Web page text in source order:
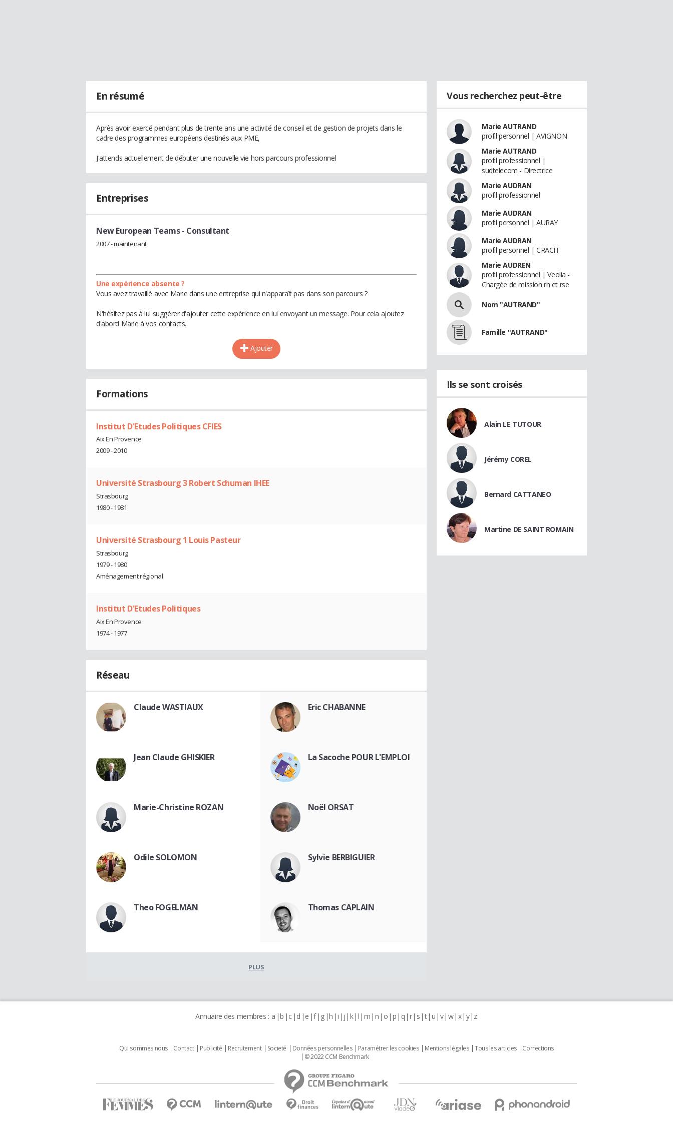
En résumé
Après avoir exercé pendant plus de trente ans une activité de conseil et de gestion de projets dans le
cadre des programmes européens destinés aux PME,
J'attends actuellement de débuter une nouvelle vie hors parcours professionnel
Entreprises
New European Teams- Consultant
2007 - maintenant
Une expérience absente ?
Vous avez travaillé avec Marie dans une entreprise qui n'apparaît pas dans son parcours ?
N'hésitez pas à lui suggérer d'ajouter cette expérience en lui envoyant un message. Pour cela ajoutez
d'abord Marie à vos contacts.
Ajouter
Formations
Institut D'Etudes Politiques CFIES
Aix En Provence
2009 - 2010
Université Strasbourg 3 Robert Schuman IHEE
Strasbourg
1980 - 1981
Université Strasbourg 1 Louis Pasteur
Strasbourg
1979 - 1980
Aménagement régional
Institut D'Etudes Politiques
Aix En Provence
1974 - 1977
Réseau
Claude WASTIAUX Eric CHABANNE
Jean Claude GHISKIER La Sacoche POUR L'EMPLOI
Marie-Christine ROZAN Noël ORSAT
Odile SOLOMON Sylvie BERBIGUIER
Theo FOGELMAN Thomas CAPLAIN
PLUS
Vous recherchez peut-être
Marie AUTRAND
profil personnel | AVIGNON
Marie AUTRAND
profil professionnel |
sudtelecom - Directrice
Marie AUDRAN
profil professionnel
Marie AUDRAN
profil personnel | AURAY
Marie AUDRAN
profil personnel | CRACH
Marie AUDREN
profil professionnel | Veolia -
Chargée de mission rh et rse
Nom "AUTRAND"
Famille "AUTRAND"
Ils se sont croisés
Alain LE TUTOUR
Jérémy COREL
Bernard CATTANEO
Martine DE SAINT ROMAIN
Annuaire des membres : a b c d e f g h i j k l m n o p q r s t u v w x y z
Qui sommes nous Contact Publicité Recrutement Societé Données personnelles Paramétrer les cookies Mentions légales Tous les articles
Corrections
© 2022 CCM Benchmark